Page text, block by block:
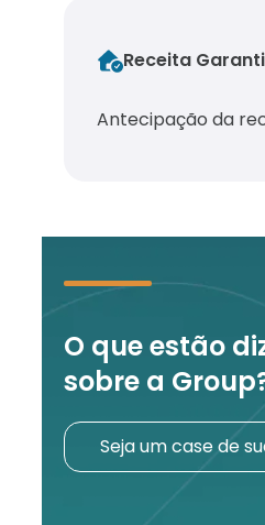
Receita
Antecipação da
O que estão
sobre a
Seja um case de